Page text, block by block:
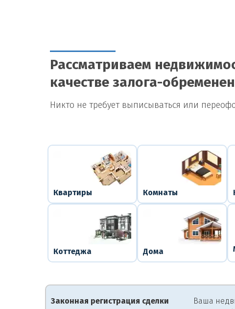
Рассматриваем
качестве залога-
Никто не требует выписываться или
Квартиры Комнаты
Коттеджа Дома
Законная регистрация сделки
Ваша